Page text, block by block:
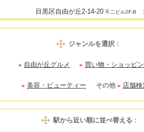
目黒区自由が丘2-14-20 不二ビル2F-B
ジャンルを選択：
自由が丘グルメ 買い物・ショッピ
美容・ビューティー その他 店舗
駅から近い順に並べ替える ：